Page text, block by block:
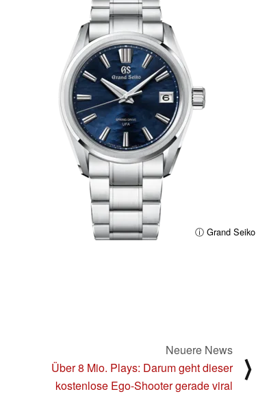
ⓘ Grand Seiko
Neuere News
Über 8 Mio. Plays: Darum geht dieser
kostenlose Ego-Shooter gerade viral
⟩